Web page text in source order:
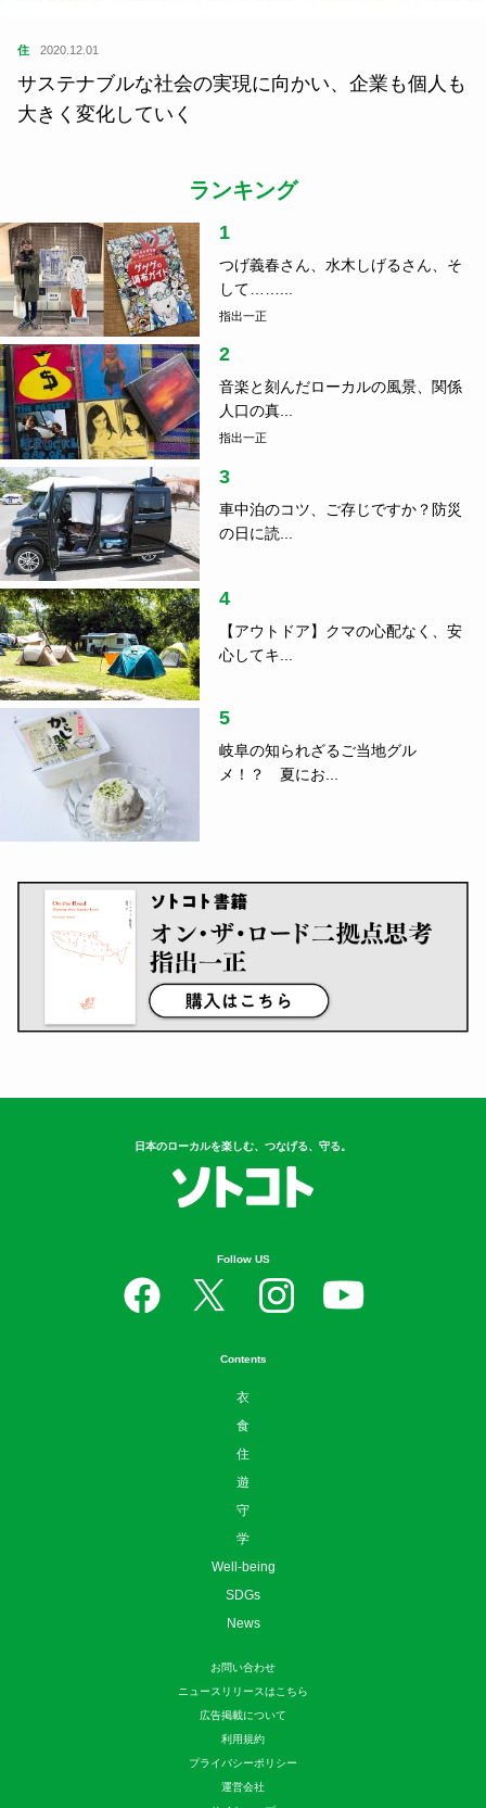
住 2020.12.01
サステナブルな社会の実現に向かい、企業も個人も
大きく変化していく
ランキング
1
つげ義春さん、水木しげるさん、そ
して……...
指出一正
2
音楽と刻んだローカルの風景、関係
人口の真...
指出一正
3
車中泊のコツ、ご存じですか？防災
の日に読...
4
【アウトドア】クマの心配なく、安
心してキ...
5
岐阜の知られざるご当地グル
メ！？ 夏にお...
日本のローカルを楽しむ、つなげる、守る。
Follow US
Contents
衣
食
住
遊
守
学
Well-being
SDGs
News
お問い合わせ
ニュースリリースはこちら
広告掲載について
利用規約
プライバシーポリシー
運営会社